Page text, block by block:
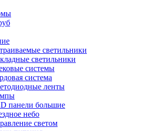
светильники
светильники
системы
система
ленты
панели большие
небо
светом